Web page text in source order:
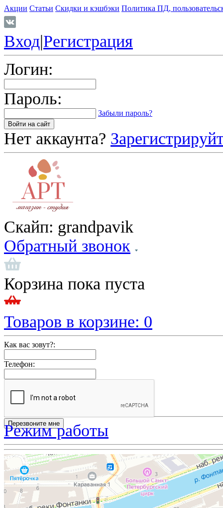
Акции Статьи Скидки и кэшбэки Политика ПД,
Вход|Регистрация
Логин:
Пароль:
Забыли пароль?
Нет аккаунта?
Скайп: grandpavik
Обратный звонок
Корзина пока пуста
Товаров в корзине: 0
Как вас зовут?:
Телефон:
Режим работы